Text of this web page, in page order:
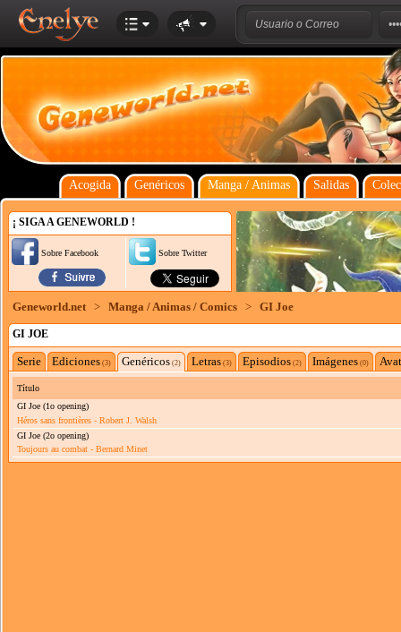
Acogida Genéricos Manga / Animas Salidas
¡ SIGA A GENEWORLD !
Sobre Facebook Sobre Twitter
Geneworld.net > Manga / Animas / Comics > GI Joe
GI JOE
Serie Ediciones (3) Genéricos (2) Letras (3) Episodios (2) Imágenes (0)
Título
GI Joe (1o opening)
Héros sans frontières - Robert J. Walsh
GI Joe (2o opening)
Toujours au combat - Bernard Minet